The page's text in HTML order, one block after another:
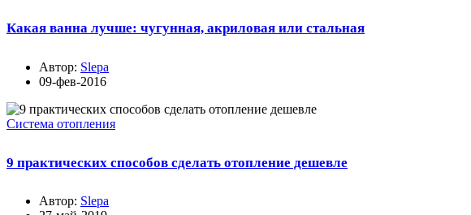
Какая ванна лучше: чугунная, акриловая или стальная
Автор: Slepa
09-фев-2016
Система отопления
9 практических способов сделать отопление дешевле
Автор: Slepa